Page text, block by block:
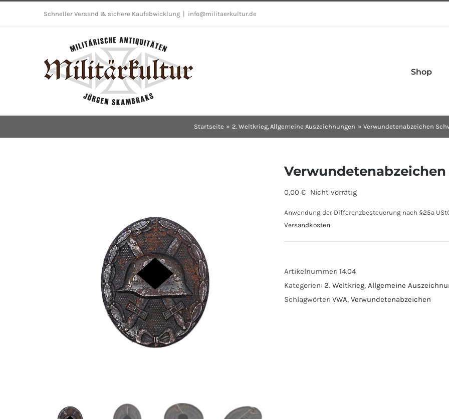
Schneller Versand & sichere Kaufabwicklung info@militaerkultur.de
Shop
Startseite 2. Weltkrieg Allgemeine Auszeichnungen Verwundetenabzeichen
Verwundetenabzeichen
0,00 € Nicht vorrätig
Anwendung der Differenzbesteuerung nach §25a
Versandkosten
Artikelnummer: 14.04
Kategorien: 2. Weltkrieg, Allgemeine
Schlagwörter: VWA, Verwundetenabzeichen